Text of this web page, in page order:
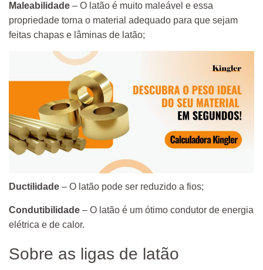
Maleabilidade – O latão é muito maleável e essa
propriedade torna o material adequado para que sejam
feitas chapas e lâminas de latão;
Ductilidade – O latão pode ser reduzido a fios;
Condutibilidade – O latão é um ótimo condutor de energia
elétrica e de calor.
Sobre as ligas de latão